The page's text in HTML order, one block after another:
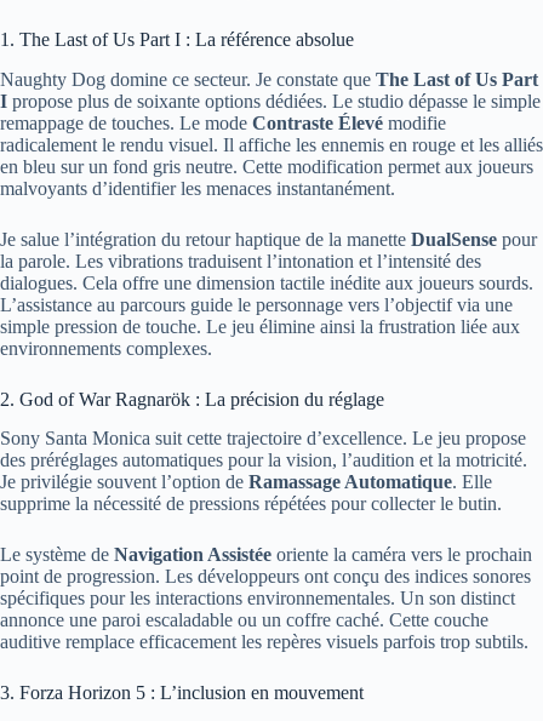
1. The Last of Us Part I : La référence absolue
Naughty Dog domine ce secteur. Je constate que The Last of Us Part
I propose plus de soixante options dédiées. Le studio dépasse le simple
remappage de touches. Le mode Contraste Élevé modifie
radicalement le rendu visuel. Il affiche les ennemis en rouge et les alliés
en bleu sur un fond gris neutre. Cette modification permet aux joueurs
malvoyants d’identifier les menaces instantanément.
Je salue l’intégration du retour haptique de la manette DualSense pour
la parole. Les vibrations traduisent l’intonation et l’intensité des
dialogues. Cela offre une dimension tactile inédite aux joueurs sourds.
L’assistance au parcours guide le personnage vers l’objectif via une
simple pression de touche. Le jeu élimine ainsi la frustration liée aux
environnements complexes.
2. God of War Ragnarök : La précision du réglage
Sony Santa Monica suit cette trajectoire d’excellence. Le jeu propose
des préréglages automatiques pour la vision, l’audition et la motricité.
Je privilégie souvent l’option de Ramassage Automatique. Elle
supprime la nécessité de pressions répétées pour collecter le butin.
Le système de Navigation Assistée oriente la caméra vers le prochain
point de progression. Les développeurs ont conçu des indices sonores
spécifiques pour les interactions environnementales. Un son distinct
annonce une paroi escaladable ou un coffre caché. Cette couche
auditive remplace efficacement les repères visuels parfois trop subtils.
3. Forza Horizon 5 : L’inclusion en mouvement